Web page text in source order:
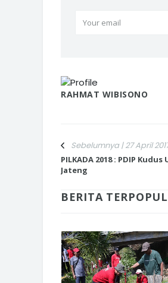
RAHMAT WIBISONO
Sebelumnya | 27 April
PILKADA 2018 : PDIP
Jateng
BERITA
INI CARA